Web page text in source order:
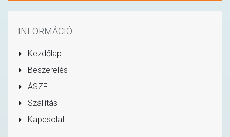
INFORMÁCIÓ
Kezdőlap
Beszerelés
ÁSZF
Szállítás
Kapcsolat